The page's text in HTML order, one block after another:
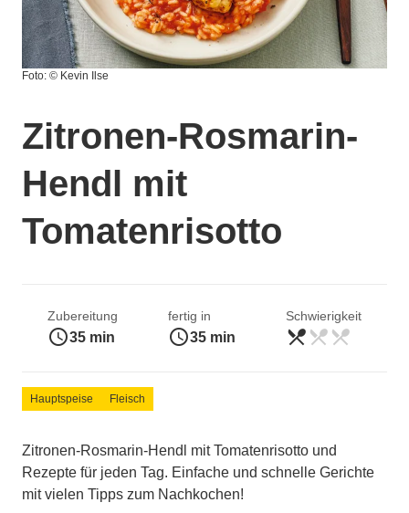
Foto: © Kevin Ilse
Zitronen-Rosmarin-
Hendl mit
Tomatenrisotto
Zubereitung
access_time35 min
fertig in
access_time35 min
Schwierigkeit
leicht
restaurant_menu restaurant_menu restaurant_menu
Hauptspeise Fleisch
Zitronen-Rosmarin-Hendl mit Tomatenrisotto und
Rezepte für jeden Tag. Einfache und schnelle Gerichte
mit vielen Tipps zum Nachkochen!